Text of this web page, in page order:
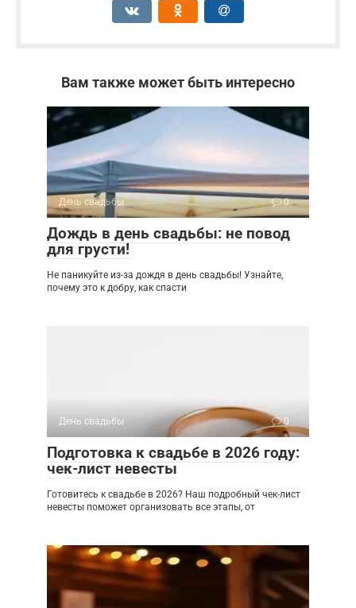
Вам также может быть интересно
День свадьбы 0
Дождь в день свадьбы: не повод
для грусти!
Не паникуйте из-за дождя в день свадьбы! Узнайте,
почему это к добру, как спасти
День свадьбы 0
Подготовка к свадьбе в 2026 году:
чек-лист невесты
Готовитесь к свадьбе в 2026? Наш подробный чек-лист
невесты поможет организовать все этапы, от